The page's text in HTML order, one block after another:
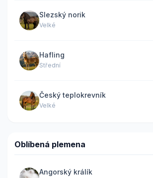
Slezský norik
Velké
Hafling
Střední
Český teplokrevník
Velké
Oblíbená plemena
Angorský králík